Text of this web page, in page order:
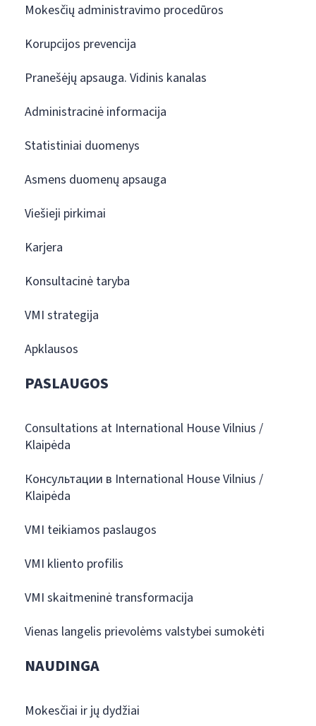
Mokesčių administravimo procedūros
Korupcijos prevencija
Pranešėjų apsauga. Vidinis kanalas
Administracinė informacija
Statistiniai duomenys
Asmens duomenų apsauga
Viešieji pirkimai
Karjera
Konsultacinė taryba
VMI strategija
Apklausos
PASLAUGOS
Consultations at International House Vilnius /
Klaipėda
Консультации в International House Vilnius /
Klaipėda
VMI teikiamos paslaugos
VMI kliento profilis
VMI skaitmeninė transformacija
Vienas langelis prievolėms valstybei sumokėti
NAUDINGA
Mokesčiai ir jų dydžiai